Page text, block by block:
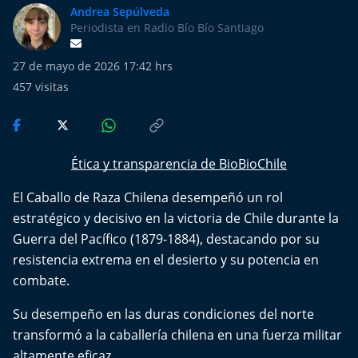
Más de Ti Podcast
Realizadores
Retropop
De Plato en Plato
Los Inestables
Más de 100 Días
Tu Mereces Ser Feliz
Efemérides
Cultura y Espectáculos
Andrea Sepúlveda
Periodista en Radio Bío Bío Santiago
27 de mayo de 2026 17:42 hrs
457 visitas
Ética y transparencia de BioBioChile
El Caballo de Raza Chilena desempeñó un rol
estratégico y decisivo en la victoria de Chile durante la
Guerra del Pacífico (1879-1884), destacando por su
resistencia extrema en el desierto y su potencia en
combate.
Su desempeño en las duras condiciones del norte
transformó a la caballería chilena en una fuerza militar